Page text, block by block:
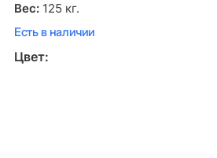
Вес: 125 кг.
Есть в наличии
Цвет: